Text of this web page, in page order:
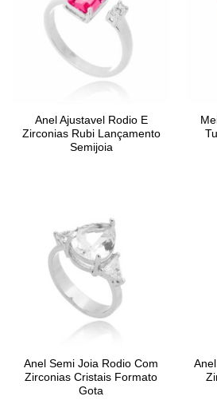
Anel Ajustavel Rodio E
Zirconias Rubi Lançamento
Semijoia
Anel Semi Joia Rodio Com
Zirconias Cristais Formato
Gota